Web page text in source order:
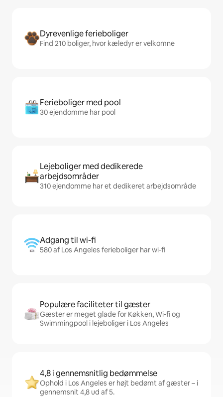
Dyrevenlige ferieboliger
Find 210 boliger, hvor kæledyr er velkomne
Ferieboliger med pool
30 ejendomme har pool
Lejeboliger med dedikerede
arbejdsområder
310 ejendomme har et dedikeret arbejdsområde
Adgang til wi-fi
580 af Los Angeles ferieboliger har wi-fi
Populære faciliteter til gæster
Gæster er meget glade for Køkken, Wi-fi og
Swimmingpool i lejeboliger i Los Angeles
4,8 i gennemsnitlig bedømmelse
Ophold i Los Angeles er højt bedømt af gæster – i
gennemsnit 4,8 ud af 5.